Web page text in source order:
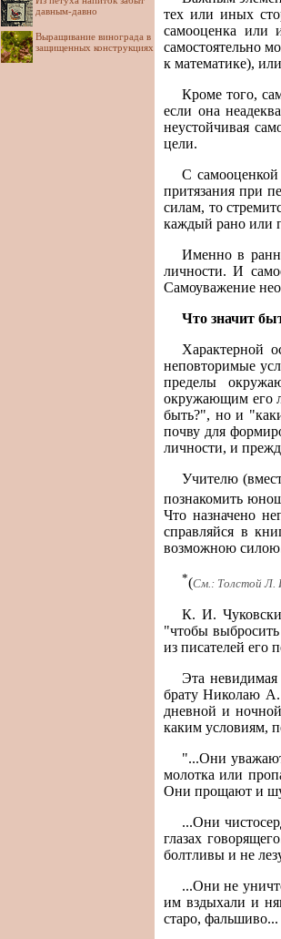
давным-давно
Выращивание винограда в
защищенных конструкциях
тех или иных
самооценка или
самостоятельно
к математике),
Кроме того,
если она
неустойчивая
цели.
С самооценкой
притязания при
силам, то
каждый рано или
Именно в
личности. И
Самоуважение
Что значит
Характерной
неповторимые
пределы
окружающим его
быть?", но и
почву для
личности, и
Учителю
познакомить
Что назначено
справляйся в
возможною
*(См.: Толстой Л.
К. И.
"чтобы
из писателей его
Эта
брату Николаю А.
дневной и
каким условиям,
"...Они
молотка или
Они прощают и
...Они
глазах
болтливы и не
...Они не
им вздыхали и
старо, фальшиво...